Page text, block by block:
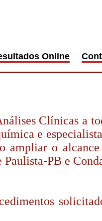
Online
Clínicas a
e
ampliar o alcance
Paulista-PB e